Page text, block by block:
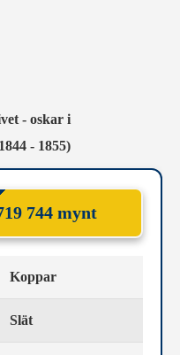
- oskar i
- 1855)
744 mynt
Koppar
Slät